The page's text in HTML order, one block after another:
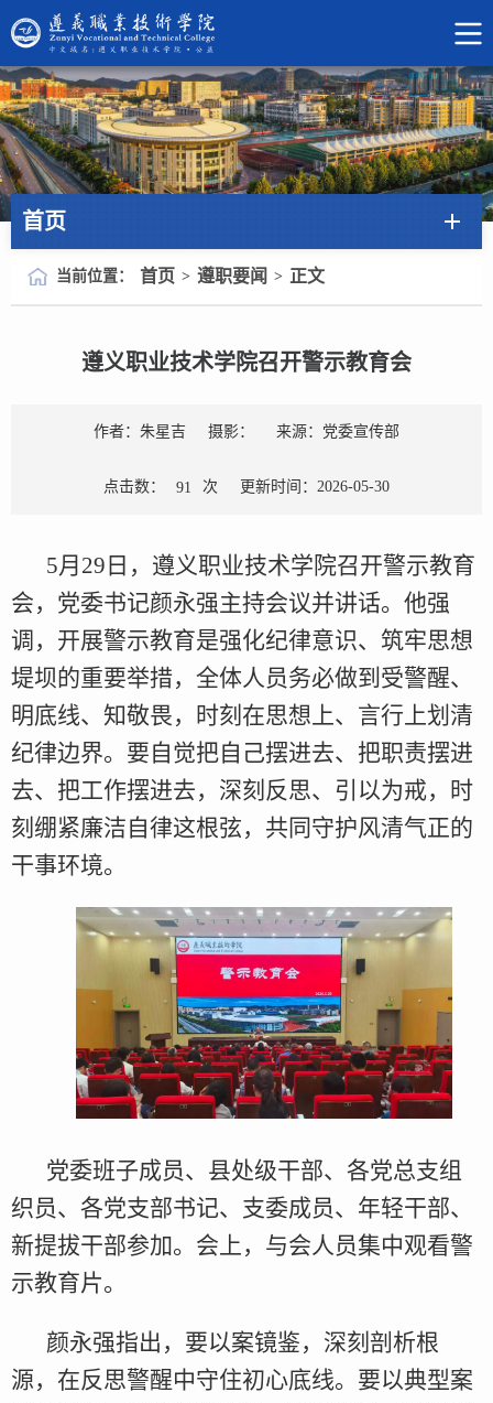
首页
当前位置： 首页 > 遵职要闻 > 正文
遵义职业技术学院召开警示教育会
作者：朱星吉 摄影： 来源：党委宣传部
点击数： 91 次 更新时间：2026-05-30
5月29日，遵义职业技术学院召开警示教育
会，党委书记颜永强主持会议并讲话。他强
调，开展警示教育是强化纪律意识、筑牢思想
堤坝的重要举措，全体人员务必做到受警醒、
明底线、知敬畏，时刻在思想上、言行上划清
纪律边界。要自觉把自己摆进去、把职责摆进
去、把工作摆进去，深刻反思、引以为戒，时
刻绷紧廉洁自律这根弦，共同守护风清气正的
干事环境。
党委班子成员、县处级干部、各党总支组
织员、各党支部书记、支委成员、年轻干部、
新提拔干部参加。会上，与会人员集中观看警
示教育片。
颜永强指出，要以案镜鉴，深刻剖析根
源，在反思警醒中守住初心底线。要以典型案